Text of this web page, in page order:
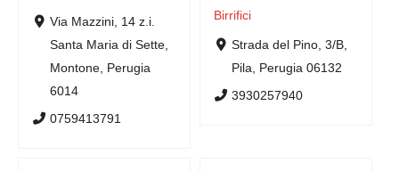
Via Mazzini, 14 z.i.
Santa Maria di Sette,
Montone, Perugia
6014
0759413791
Birrifici
Strada del Pino, 3/B,
Pila, Perugia 06132
3930257940